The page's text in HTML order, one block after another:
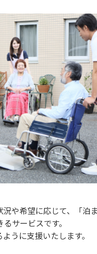
や希望に応じて、「
サービスです。
うに支援いたします。